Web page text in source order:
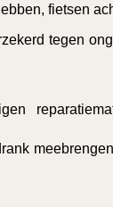
fietsen
tegen